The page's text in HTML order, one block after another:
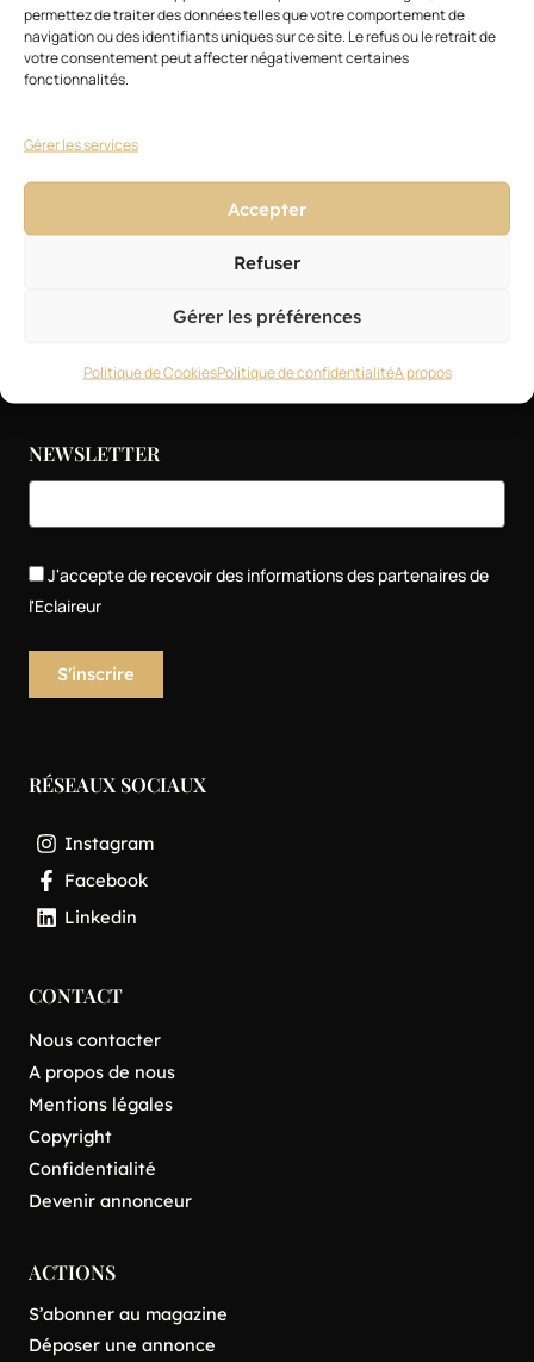
permettez de traiter des données telles que votre comportement de
navigation ou des identifiants uniques sur ce site. Le refus ou le retrait de
votre consentement peut affecter négativement certaines
fonctionnalités.
Gérer les services
Accepter
Refuser
Gérer les préférences
Politique de CookiesPolitique de confidentialitéA propos
Actualités
Formation
Blog des experts
Petites annonces
NEWSLETTER
J'accepte de recevoir des informations des partenaires de
l'Eclaireur
RÉSEAUX SOCIAUX
Instagram
Facebook
Linkedin
CONTACT
Nous contacter
A propos de nous
Mentions légales
Copyright
Confidentialité
Devenir annonceur
ACTIONS
S’abonner au magazine
Déposer une annonce